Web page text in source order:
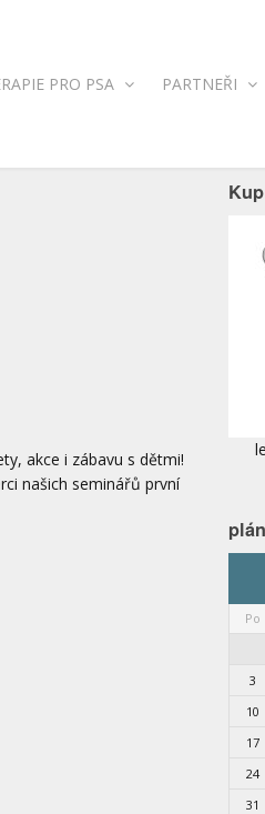
PRO PSA PARTNEŘI
akce i zábavu s dětmi!
našich seminářů první
Po
3
10
17
24
31